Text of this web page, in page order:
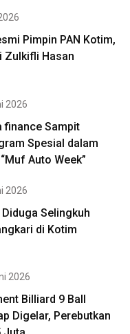
Pimpin PAN Kotim,
Zulkifli Hasan
2026
finance Sampit
Spesial dalam
Auto Week”
2026
Selingkuh
di Kotim
2026
Billiard 9 Ball
Digelar, Perebutkan